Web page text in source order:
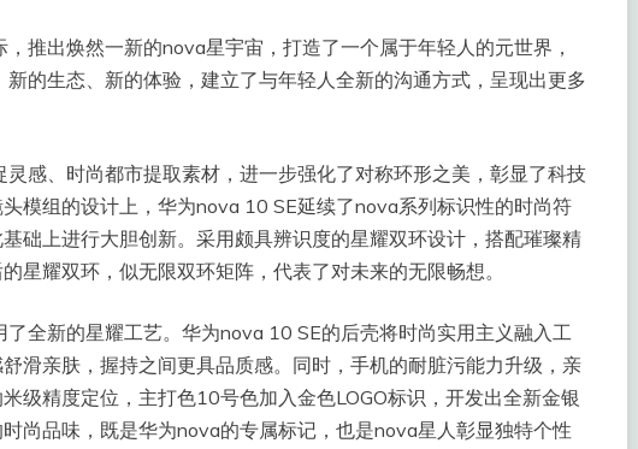
推出焕然一新的nova星宇宙，打造了一个属于年轻人的元世界，
的生态、新的体验，建立了与年轻人全新的沟通方式，呈现出更多
感、时尚都市提取素材，进一步强化了对称环形之美，彰显了科技
模组的设计上，华为nova 10 SE延续了nova系列标识性的时尚符
础上进行大胆创新。采用颇具辨识度的星耀双环设计，搭配璀璨精
星耀双环，似无限双环矩阵，代表了对未来的无限畅想。
全新的星耀工艺。华为nova 10 SE的后壳将时尚实用主义融入工
滑亲肤，握持之间更具品质感。同时，手机的耐脏污能力升级，亲
级精度定位，主打色10号色加入金色LOGO标识，开发出全新金银
尚品味，既是华为nova的专属标记，也是nova星人彰显独特个性